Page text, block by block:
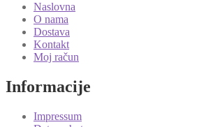
Naslovna
O nama
Dostava
Kontakt
Moj račun
Informacije
Impressum